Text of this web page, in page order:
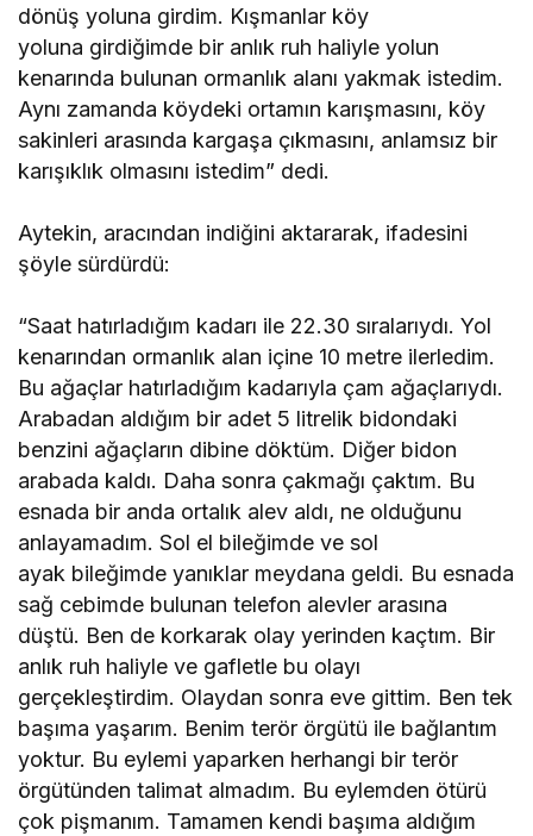
dönüş yoluna girdim. Kışmanlar köy
yoluna girdiğimde bir anlık ruh haliyle yolun
kenarında bulunan ormanlık alanı yakmak istedim.
Aynı zamanda köydeki ortamın karışmasını, köy
sakinleri arasında kargaşa çıkmasını, anlamsız bir
karışıklık olmasını istedim” dedi.
Aytekin, aracından indiğini aktararak, ifadesini
şöyle sürdürdü:
“Saat hatırladığım kadarı ile 22.30 sıralarıydı. Yol
kenarından ormanlık alan içine 10 metre ilerledim.
Bu ağaçlar hatırladığım kadarıyla çam ağaçlarıydı.
Arabadan aldığım bir adet 5 litrelik bidondaki
benzini ağaçların dibine döktüm. Diğer bidon
arabada kaldı. Daha sonra çakmağı çaktım. Bu
esnada bir anda ortalık alev aldı, ne olduğunu
anlayamadım. Sol el bileğimde ve sol
ayak bileğimde yanıklar meydana geldi. Bu esnada
sağ cebimde bulunan telefon alevler arasına
düştü. Ben de korkarak olay yerinden kaçtım. Bir
anlık ruh haliyle ve gafletle bu olayı
gerçekleştirdim. Olaydan sonra eve gittim. Ben tek
başıma yaşarım. Benim terör örgütü ile bağlantım
yoktur. Bu eylemi yaparken herhangi bir terör
örgütünden talimat almadım. Bu eylemden ötürü
çok pişmanım. Tamamen kendi başıma aldığım